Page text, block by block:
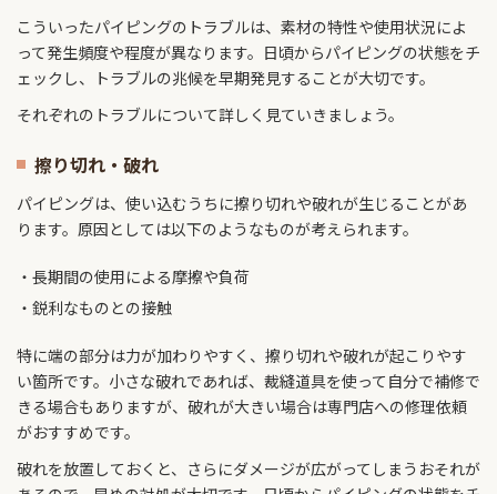
こういったパイピングのトラブルは、素材の特性や使用状況によ
って発生頻度や程度が異なります。日頃からパイピングの状態をチ
ェックし、トラブルの兆候を早期発見することが大切です。
それぞれのトラブルについて詳しく見ていきましょう。
擦り切れ・破れ
パイピングは、使い込むうちに擦り切れや破れが生じることがあ
ります。原因としては以下のようなものが考えられます。
長期間の使用による摩擦や負荷
鋭利なものとの接触
特に端の部分は力が加わりやすく、擦り切れや破れが起こりやす
い箇所です。小さな破れであれば、裁縫道具を使って自分で補修で
きる場合もありますが、破れが大きい場合は専門店への修理依頼
がおすすめです。
破れを放置しておくと、さらにダメージが広がってしまうおそれが